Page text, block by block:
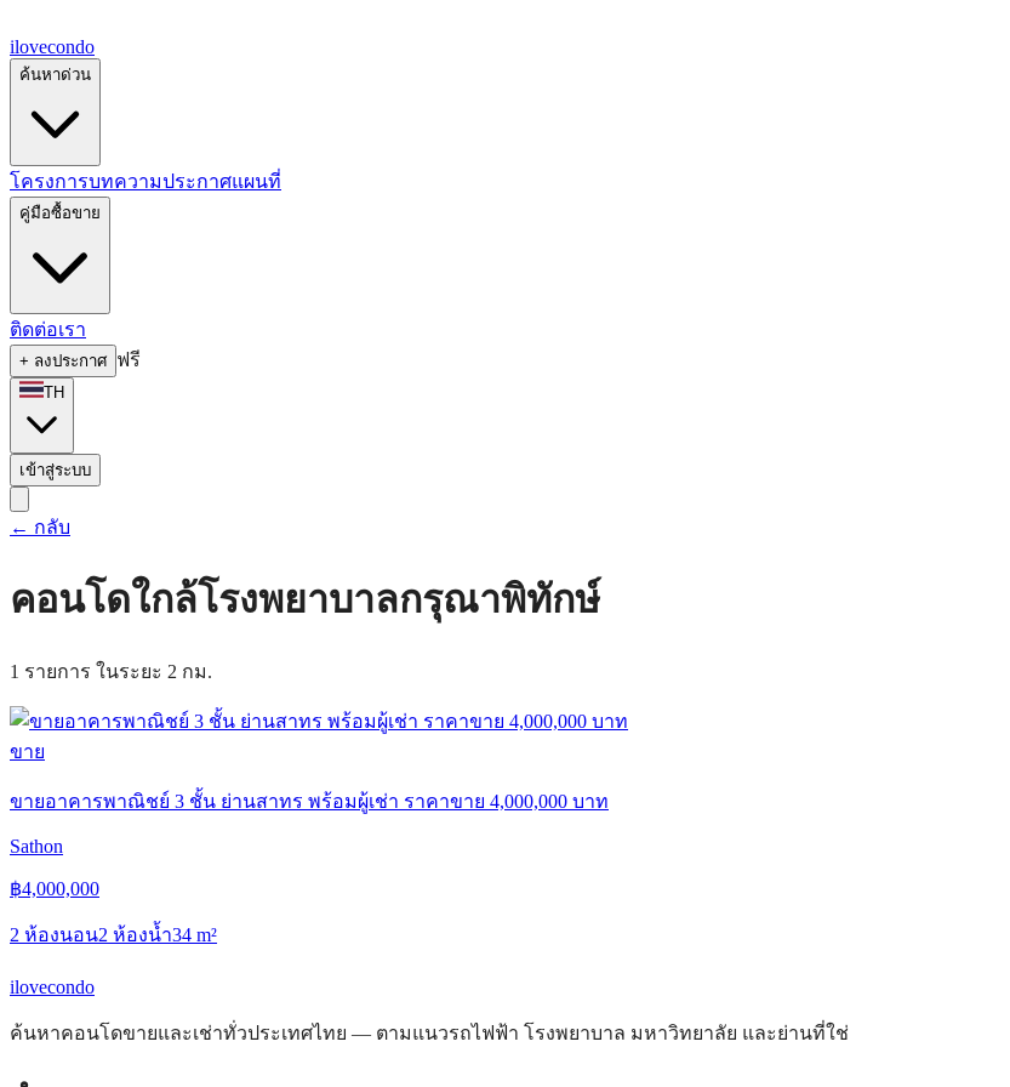
ilovecondo
ค้นหาด่วน
โครงการบทความประกาศแผนที่
คู่มือซื้อขาย
ติดต่อเรา
+ ลงประกาศ ฟรี
TH
เข้าสู่ระบบ
← กลับ
คอนโดใกล้โรงพยาบาลกรุณาพิทักษ์
1 รายการ ในระยะ 2 กม.
ขาย
ขายอาคารพาณิชย์ 3 ชั้น ย่านสาทร พร้อมผู้เช่า ราคาขาย 4,000,000 บาท
Sathon
฿4,000,000
2 ห้องนอน2 ห้องน้ำ34 m²
ilovecondo
ค้นหาคอนโดขายและเช่าทั่วประเทศไทย — ตามแนวรถไฟฟ้า โรงพยาบาล มหาวิทยาลัย และย่านที่ใช่